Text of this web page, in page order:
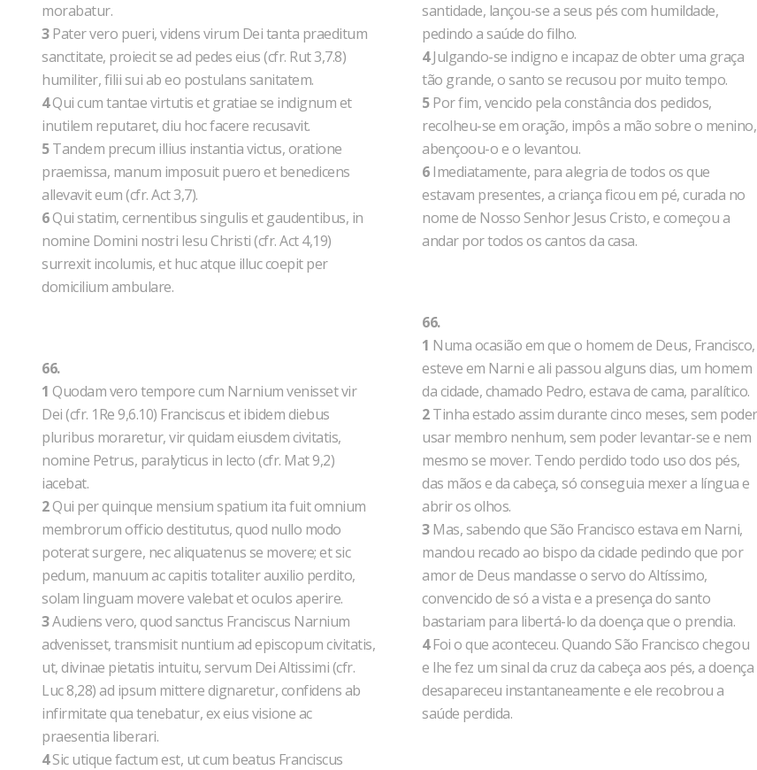
morabatur.
3Pater vero pueri, videns virum Dei tanta praeditum
sanctitate, proiecit se ad pedes eius (cfr. Rut 3,7.8)
humiliter, filii sui ab eo postulans sanitatem.
4Qui cum tantae virtutis et gratiae se indignum et
inutilem reputaret, diu hoc facere recusavit.
5Tandem precum illius instantia victus, oratione
praemissa, manum imposuit puero et benedicens
allevavit eum (cfr. Act 3,7).
6Qui statim, cernentibus singulis et gaudentibus, in
nomine Domini nostri Iesu Christi (cfr. Act 4,19)
surrexit incolumis, et huc atque illuc coepit per
domicilium ambulare.
66.
1 Quodam vero tempore cum Narnium venisset vir
Dei (cfr. 1Re 9,6.10) Franciscus et ibidem diebus
pluribus moraretur, vir quidam eiusdem civitatis,
nomine Petrus, paralyticus in lecto (cfr. Mat 9,2)
iacebat.
2Qui per quinque mensium spatium ita fuit omnium
membrorum officio destitutus, quod nullo modo
poterat surgere, nec aliquatenus se movere; et sic
pedum, manuum ac capitis totaliter auxilio perdito,
solam linguam movere valebat et oculos aperire.
3Audiens vero, quod sanctus Franciscus Narnium
advenisset, transmisit nuntium ad episcopum civitatis,
ut, divinae pietatis intuitu, servum Dei Altissimi (cfr.
Luc 8,28) ad ipsum mittere dignaretur, confidens ab
infirmitate qua tenebatur, ex eius visione ac
praesentia liberari.
4Sic utique factum est, ut cum beatus Franciscus
santidade, lançou-se a seus pés com humildade,
pedindo a saúde do filho.
4Julgando-se indigno e incapaz de obter uma graça
tão grande, o santo se recusou por muito tempo.
5Por fim, vencido pela constância dos pedidos,
recolheu-se em oração, impôs a mão sobre o menino,
abençoou-o e o levantou.
6Imediatamente, para alegria de todos os que
estavam presentes, a criança ficou em pé, curada no
nome de Nosso Senhor Jesus Cristo, e começou a
andar por todos os cantos da casa.
66.
1 Numa ocasião em que o homem de Deus, Francisco,
esteve em Narni e ali passou alguns dias, um homem
da cidade, chamado Pedro, estava de cama, paralítico.
2Tinha estado assim durante cinco meses, sem poder
usar membro nenhum, sem poder levantar-se e nem
mesmo se mover. Tendo perdido todo uso dos pés,
das mãos e da cabeça, só conseguia mexer a língua e
abrir os olhos.
3Mas, sabendo que São Francisco estava em Narni,
mandou recado ao bispo da cidade pedindo que por
amor de Deus mandasse o servo do Altíssimo,
convencido de só a vista e a presença do santo
bastariam para libertá-lo da doença que o prendia.
4Foi o que aconteceu. Quando São Francisco chegou
e lhe fez um sinal da cruz da cabeça aos pés, a doença
desapareceu instantaneamente e ele recobrou a
saúde perdida.